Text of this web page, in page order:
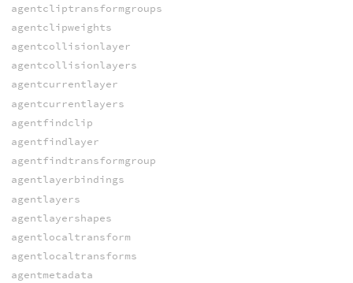
agentcliptransformgroups
agentclipweights
agentcollisionlayer
agentcollisionlayers
agentcurrentlayer
agentcurrentlayers
agentfindclip
agentfindlayer
agentfindtransformgroup
agentlayerbindings
agentlayers
agentlayershapes
agentlocaltransform
agentlocaltransforms
agentmetadata